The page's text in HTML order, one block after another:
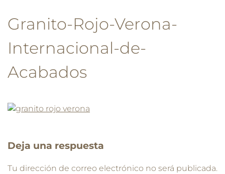
Granito-Rojo-Verona-
Internacional-de-
Acabados
Deja una respuesta
Tu dirección de correo electrónico no será publicada.